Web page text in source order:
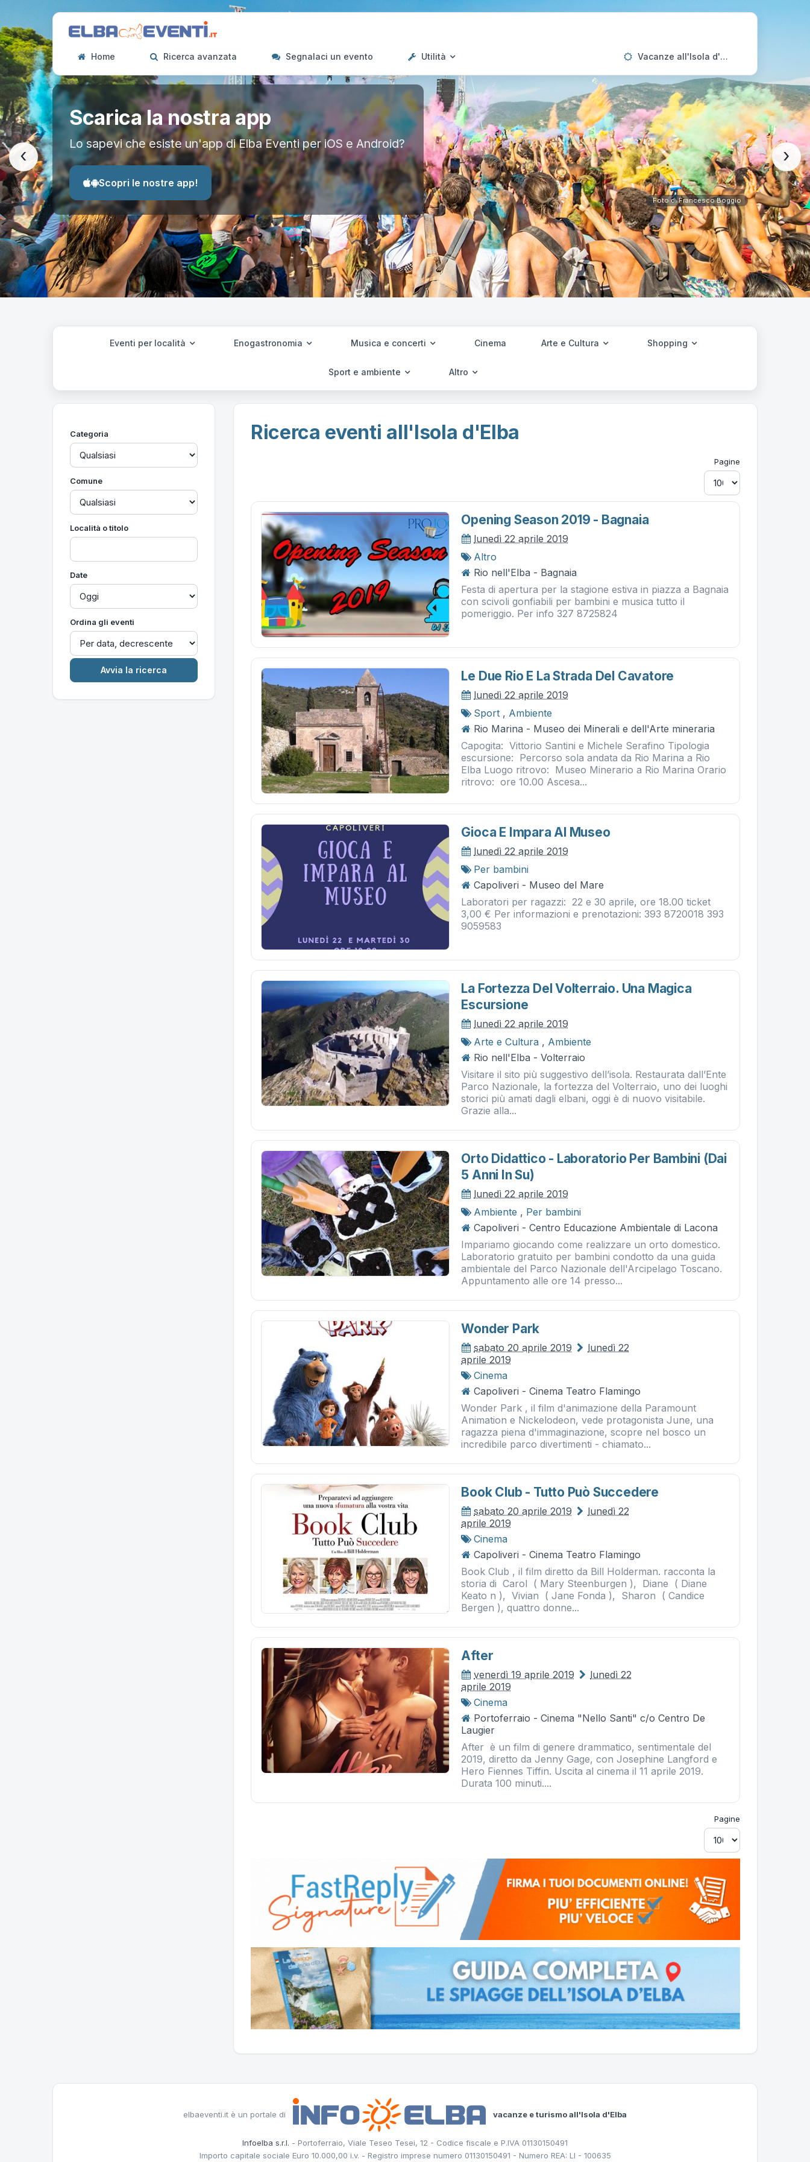
Home Ricerca avanzata Segnalaci un evento Utilità Vacanze all'Isola d'Elba
Scarica la nostra app
Lo sapevi che esiste un'app di Elba Eventi per iOS e Android?
Scopri le nostre app!
Foto di Francesco Boggio
‹ ›
Eventi per località Enogastronomia Musica e concerti Cinema Arte e Cultura Shopping
Sport e ambiente Altro
Categoria
Comune
Località o titolo
Date
Ordina gli eventi
Ricerca eventi all'Isola d'Elba
Pagine
Opening Season 2019 - Bagnaia
lunedì 22 aprile 2019
Altro
Rio nell'Elba - Bagnaia
Festa di apertura per la stagione estiva in piazza a Bagnaia
con scivoli gonfiabili per bambini e musica tutto il
pomeriggio. Per info 327 8725824
Le Due Rio E La Strada Del Cavatore
lunedì 22 aprile 2019
Sport , Ambiente
Rio Marina - Museo dei Minerali e dell'Arte mineraria
Capogita: Vittorio Santini e Michele Serafino Tipologia
escursione: Percorso sola andata da Rio Marina a Rio
Elba Luogo ritrovo: Museo Minerario a Rio Marina Orario
ritrovo: ore 10.00 Ascesa...
Gioca E Impara Al Museo
lunedì 22 aprile 2019
Per bambini
Capoliveri - Museo del Mare
Laboratori per ragazzi: 22 e 30 aprile, ore 18.00 ticket
3,00 € Per informazioni e prenotazioni: 393 8720018 393
9059583
La Fortezza Del Volterraio. Una Magica
Escursione
lunedì 22 aprile 2019
Arte e Cultura , Ambiente
Rio nell'Elba - Volterraio
Visitare il sito più suggestivo dell’isola. Restaurata dall’Ente
Parco Nazionale, la fortezza del Volterraio, uno dei luoghi
storici più amati dagli elbani, oggi è di nuovo visitabile.
Grazie alla...
Orto Didattico - Laboratorio Per Bambini (dai
5 Anni In Su)
lunedì 22 aprile 2019
Ambiente , Per bambini
Capoliveri - Centro Educazione Ambientale di Lacona
Impariamo giocando come realizzare un orto domestico.
Laboratorio gratuito per bambini condotto da una guida
ambientale del Parco Nazionale dell'Arcipelago Toscano.
Appuntamento alle ore 14 presso...
Wonder Park
sabato 20 aprile 2019
lunedì 22
aprile 2019
Cinema
Capoliveri - Cinema Teatro Flamingo
Wonder Park , il film d'animazione della Paramount
Animation e Nickelodeon, vede protagonista June, una
ragazza piena d'immaginazione, scopre nel bosco un
incredibile parco divertimenti - chiamato...
Book Club - Tutto Può Succedere
sabato 20 aprile 2019
lunedì 22
aprile 2019
Cinema
Capoliveri - Cinema Teatro Flamingo
Book Club , il film diretto da Bill Holderman. racconta la
storia di Carol ( Mary Steenburgen ), Diane ( Diane
Keato n ), Vivian ( Jane Fonda ), Sharon ( Candice
Bergen ), quattro donne...
After
venerdì 19 aprile 2019
lunedì 22
aprile 2019
Cinema
Portoferraio - Cinema "Nello Santi" c/o Centro De
Laugier
After è un film di genere drammatico, sentimentale del
2019, diretto da Jenny Gage, con Josephine Langford e
Hero Fiennes Tiffin. Uscita al cinema il 11 aprile 2019.
Durata 100 minuti....
Pagine
elbaeventi.it è un portale di vacanze e turismo all'Isola d'Elba
Infoelba s.r.l. - Portoferraio, Viale Teseo Tesei, 12 - Codice fiscale e P.IVA 01130150491
Importo capitale sociale Euro 10.000,00 i.v. - Registro imprese numero 01130150491 - Numero REA: LI - 100635